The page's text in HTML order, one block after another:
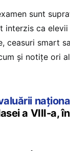
sunt
interzis ca
ceasuri smart
și notițe ori
a VIII-a,